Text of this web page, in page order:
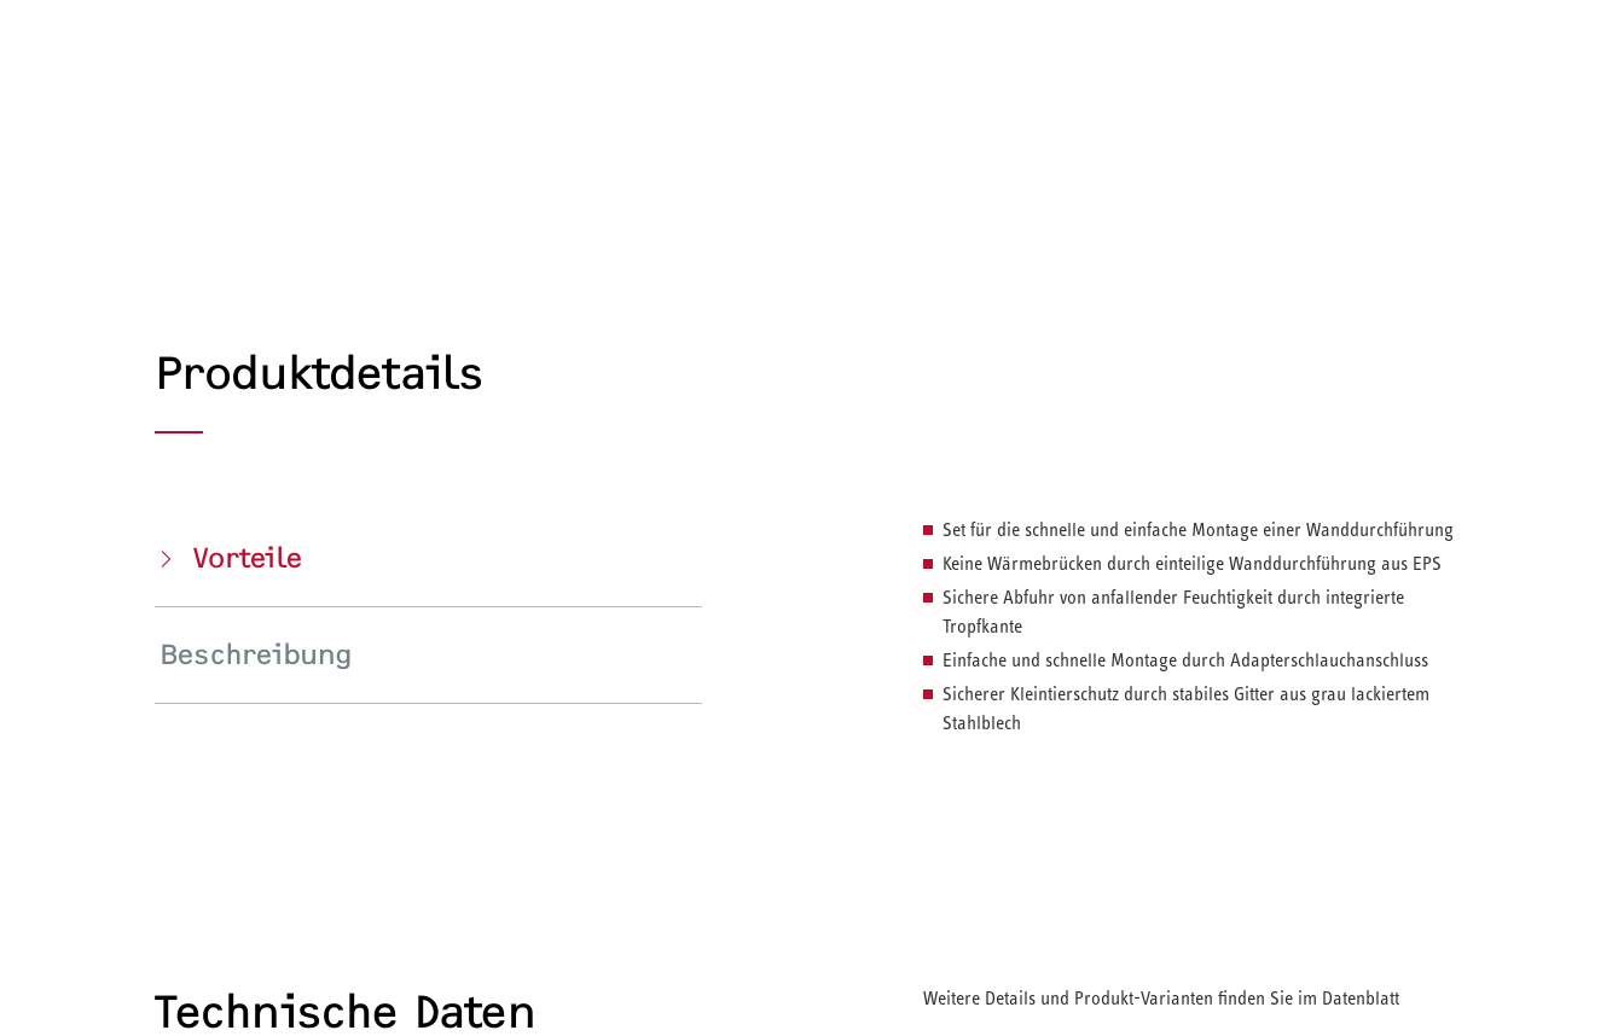
Produktdetails
Vorteile
Beschreibung
Set für die schnelle und einfache Montage einer Wanddurchführung
Keine Wärmebrücken durch einteilige Wanddurchführung aus EPS
Sichere Abfuhr von anfallender Feuchtigkeit durch integrierte
Tropfkante
Einfache und schnelle Montage durch Adapterschlauchanschluss
Sicherer Kleintierschutz durch stabiles Gitter aus grau lackiertem
Stahlblech
Technische Daten Weitere Details und Produkt-Varianten finden Sie im Datenblatt